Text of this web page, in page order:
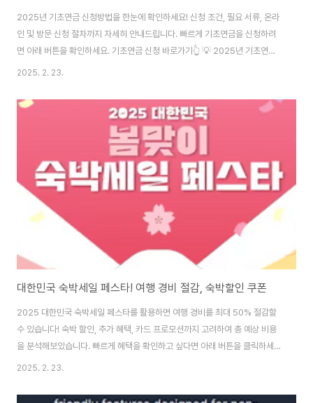
2025년 기초연금 신청방법을 한눈에 확인하세요! 신청 조건, 필요 서류, 온라
인 및 방문 신청 절차까지 자세히 안내드립니다. 빠르게 기초연금을 신청하려
면 아래 버튼을 확인하세요. 기초연금 신청 바로가기👆 💡 2025년 기초연금
신청방법기초연금은 만 65세 이상 어르신 중 소득·재산 기준을 충족하는 분들
드립니다.✅ 1. 2025년 기초연금 신청 대상✔ 만 65세 이상 (1960년생 포
함)✔ 소득·재산 기준 충족 (기초연금 선정기준액 이하)✔ 대한민국 국적 보유
및 국내 거주📌 2025년 기초연금 선정기준액구분월 소득인정액 기준단독가
구228만 원 이하부부가구364만 8,000원 이하✅ 2. 기초연금 신청 방법📌
방문 신청: ..
2025. 2. 23.
대한민국 숙박세일 페스타! 여행 경비 절감, 숙박할인 쿠폰
2025 대한민국 숙박세일 페스타를 활용하면 여행 경비를 최대 50% 절감할
수 있습니다! 숙박 할인, 추가 혜택, 카드 프로모션까지 고려하여 총 예상 비용
을 분석해보았습니다. 빠르게 혜택을 확인하고 싶다면 아래 버튼을 클릭하세
요! 🔥 지금 할인 혜택 확인하기👆 🏨 숙박 할인 혜택과 여행 경비 분석2025
니다. 숙박 할인 외에도 카드사 제휴, 조식 포함 패키지 등 다양한 혜택을 활용
2025. 2. 23.